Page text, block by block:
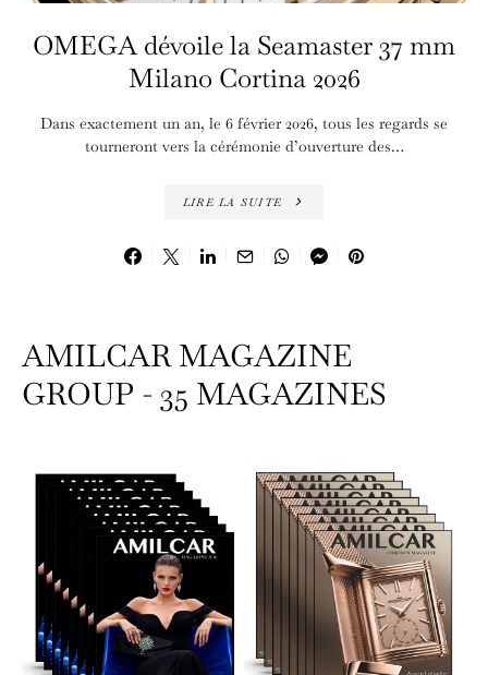
OMEGA dévoile la Seamaster 37 mm
Milano Cortina 2026
Dans exactement un an, le 6 février 2026, tous les regards se
tourneront vers la cérémonie d’ouverture des…
LIRE LA SUITE
AMILCAR MAGAZINE
GROUP - 35 MAGAZINES